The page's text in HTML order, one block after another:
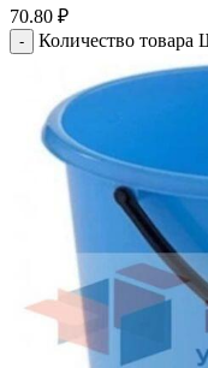
70.80 ₽
Количество